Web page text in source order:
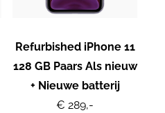
Refurbished iPhone 11
128 GB Paars Als nieuw
+ Nieuwe batterij
€ 289,-